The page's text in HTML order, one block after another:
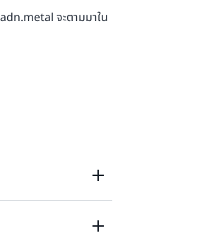
จะตามมาใน
ขนาดของอินสแตนซ์